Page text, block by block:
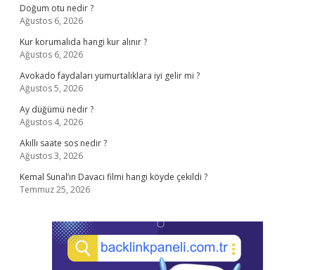
Doğum otu nedir ?
Ağustos 6, 2026
Kur korumalıda hangi kur alınır ?
Ağustos 6, 2026
Avokado faydaları yumurtalıklara iyi gelir mi ?
Ağustos 5, 2026
Ay düğümü nedir ?
Ağustos 4, 2026
Akıllı saate sos nedir ?
Ağustos 3, 2026
Kemal Sunal’ın Davacı filmi hangi köyde çekildi ?
Temmuz 25, 2026